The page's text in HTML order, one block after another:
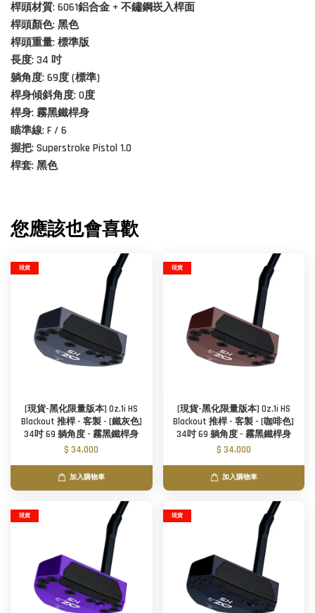
桿頭材質: 6061鋁合金 + 不鏽鋼崁入桿面
桿頭顏色: 黑色
桿頭重量: 標準版
長度: 34 吋
躺角度: 69度 (標準)
桿身傾斜角度: 0度
桿身: 霧黑鐵桿身
瞄準線: F / 6
握把: Superstroke Pistol 1.0
桿套: 黑色
您應該也會喜歡
現貨
[現貨-黑化限量版本] Oz.1i HS
Blackout 推桿 - 客製 - [鐵灰色]
34吋 69 躺角度 - 霧黑鐵桿身
$ 34,000
加入購物車
現貨
[現貨-黑化限量版本] Oz.1i HS
Blackout 推桿 - 客製 - [咖啡色]
34吋 69 躺角度 - 霧黑鐵桿身
$ 34,000
加入購物車
現貨 現貨